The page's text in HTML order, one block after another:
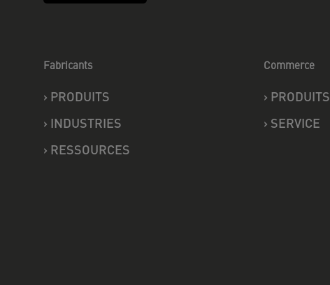
Fabricants
› PRODUITS
› INDUSTRIES
› RESSOURCES
Commerce
› PRODUITS
› SERVICE